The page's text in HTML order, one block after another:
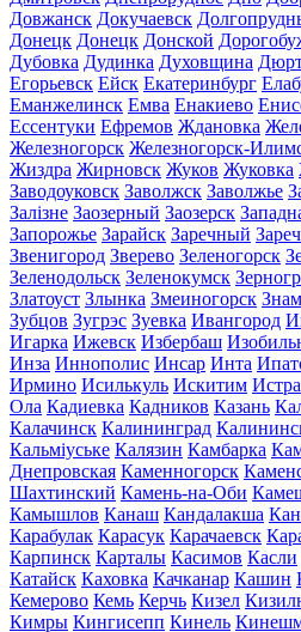
Довжанск Докучаевск
Донецк Донецк Донской
Дубовка Дудинка Духовщина
Егорьевск Ейск Екатеринбург
Еманжелинск Емва Енакиево
Ессентуки Ефремов Ждановка
Железногорск Железногорск-
Жиздра Жирновск Жуков Жуковка
Заводоуковск Заволжск Заволжье
Залізне Заозерный Заозерск
Запорожье Зарайск Заречный
Звенигород Зверево Зеленогорск
Зеленодольск Зеленокумск
Златоуст Злынка Змеиногорск
Зубцов Зугрэс Зуевка Ивангород
Игарка Ижевск Избербаш
Инза Иннополис Инсар Инта
Ирмино Исилькуль Искитим Истра
Ола Кадиевка Кадников Казань
Калачинск Калининград
Кальміуське Калязин Камбарка
Днепровская Каменногорск
Шахтинский Камень-на-Оби
Камышлов Канаш Кандалакша
Карабулак Карасук Карачаевск
Карпинск Карталы Касимов Касли
Катайск Каховка Качканар Кашин
Кемерово Кемь Керчь Кизел
Кимры Кингисепп Кинель